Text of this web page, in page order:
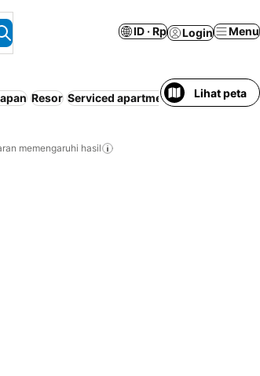
ID · Rp Login Menu
Resor Serviced apartment Keluarga
Lihat peta
memengaruhi hasil
ke favorit